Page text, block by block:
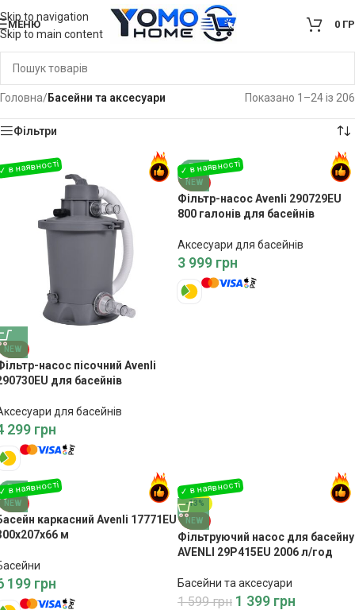
Skip to navigation
Skip to main content
МЕНЮ 0
Головна/Басейни та аксесуари Показано 1–24 із 206
Фільтри
NEW
насос пісочний Avenli
для басейнів
для басейнів
299 грн
NEW
Фільтр-насос Avenli 290729EU
800 галонів для басейнів
Аксесуари для басейнів
3 999 грн
NEW
каркасний Avenli 17771EU
м
199 грн
-13%
NEW
Фільтруючий насос для басейну
AVENLI 29P415EU 2006 л/год
Басейни та аксесуари
1 599грн 1 399 грн